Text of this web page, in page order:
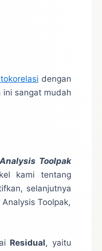
dengan
ini sangat mudah
Toolpak
kami tentang
selanjutnya
Toolpak,
Residual, yaitu